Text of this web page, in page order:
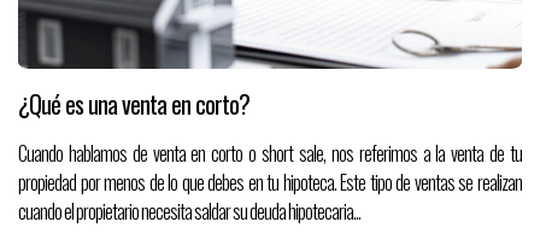
¿Qué es una venta en corto?
Cuando hablamos de venta en corto o short sale, nos referimos a la venta de tu
propiedad por menos de lo que debes en tu hipoteca. Este tipo de ventas se realizan
cuando el propietario necesita saldar su deuda hipotecaria...